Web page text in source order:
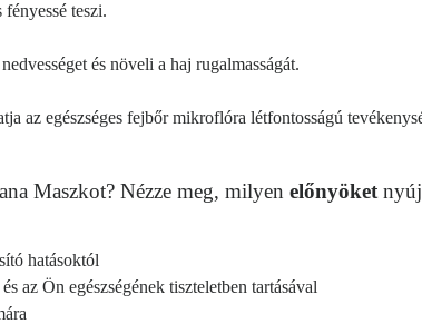
teszi.
és növeli a haj rugalmasságát.
az egészséges fejbőr mikroflóra létfontosságú
Maszkot? Nézze meg, milyen előnyöket
hatásoktól
az Ön egészségének tiszteletben tartásával